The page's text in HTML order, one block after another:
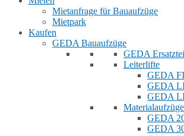
Mietanfrage für Bauaufzüge
Mietpark
Kaufen
GEDA Bauaufzüge
GEDA
Leiterlifte
GEDA
GEDA
GEDA
Materialaufzüge
GEDA
GEDA